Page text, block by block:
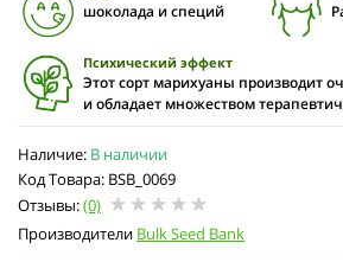
Наличие: В наличии
Код Товара: BSB_0069
Отзывы:(0)
Производители Bulk Seed Bank
шоколада и специй
Психический эффект
Этот сорт марихуаны производит
и обладает множеством